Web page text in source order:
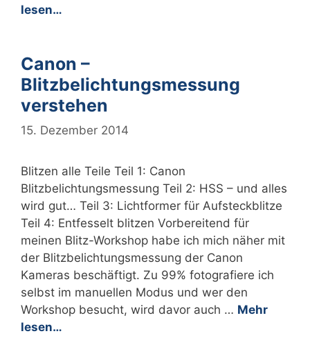
lesen…
Canon –
Blitzbelichtungsmessung
verstehen
15. Dezember 2014
Blitzen alle Teile Teil 1: Canon
Blitzbelichtungsmessung Teil 2: HSS – und alles
wird gut… Teil 3: Lichtformer für Aufsteckblitze
Teil 4: Entfesselt blitzen Vorbereitend für
meinen Blitz-Workshop habe ich mich näher mit
der Blitzbelichtungsmessung der Canon
Kameras beschäftigt. Zu 99% fotografiere ich
selbst im manuellen Modus und wer den
Workshop besucht, wird davor auch … Mehr
lesen…